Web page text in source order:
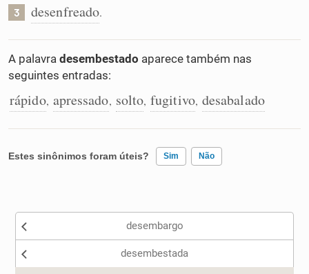
Conexões
Caça-palavras
Dicionário
3 desenfreado.
A palavra desembestado aparece também nas
seguintes entradas:
rápido, apressado, solto, fugitivo, desabalado
Estes sinônimos foram úteis? Sim Não
Nenhum dos sinônimos apresentados me ajudou
desembargo
desembestada